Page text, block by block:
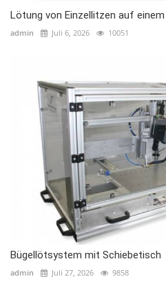
Lötung von Einzellitzen auf
admin Juli 6, 2026 10051
Bügellötsystem mit Schiebetisch
admin Juli 27, 2026 9858